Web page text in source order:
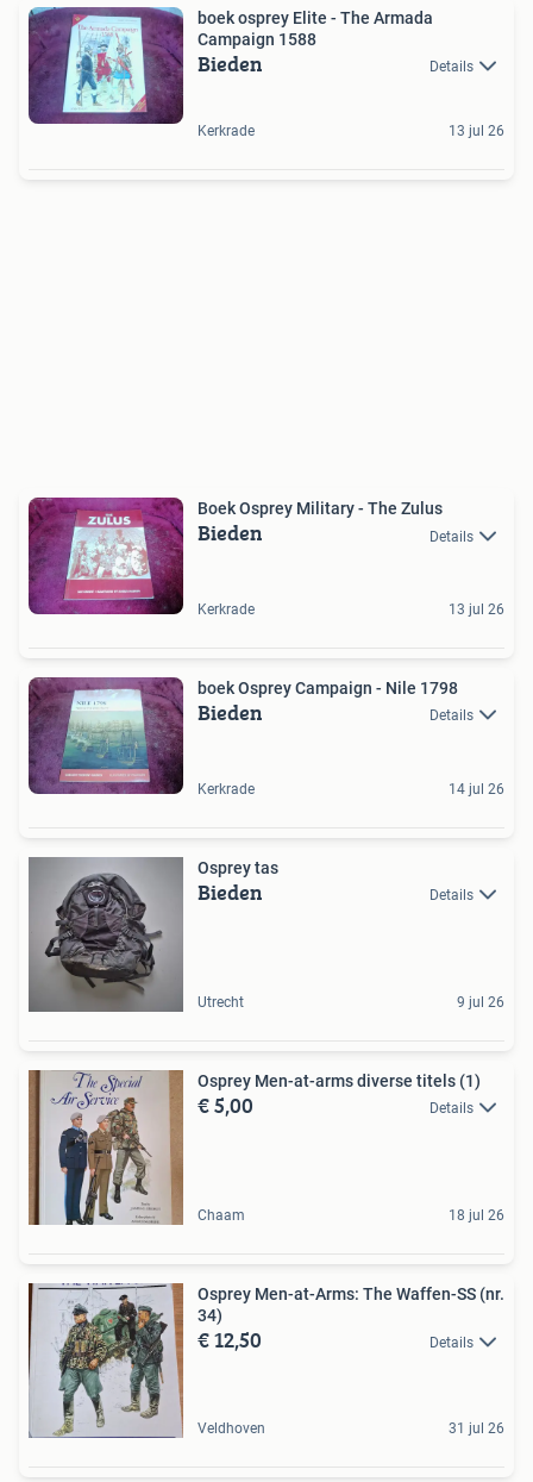
boek osprey Elite - The Armada
Campaign 1588
Bieden Details
Kerkrade 13 jul 26
Boek Osprey Military - The Zulus
Bieden Details
Kerkrade 13 jul 26
boek Osprey Campaign - Nile 1798
Bieden Details
Kerkrade 14 jul 26
Osprey tas
Bieden Details
Utrecht 9 jul 26
Osprey Men-at-arms diverse titels (1)
€ 5,00 Details
Chaam 18 jul 26
Osprey Men-at-Arms: The Waffen-SS (nr.
34)
€ 12,50 Details
Veldhoven 31 jul 26